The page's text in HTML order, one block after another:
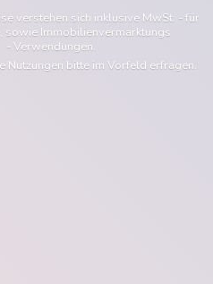
verstehen sich inklusive MwSt. - für
sowie Immobilienvermarktungs
- Verwendungen.
Nutzungen bitte im Vorfeld erfragen.